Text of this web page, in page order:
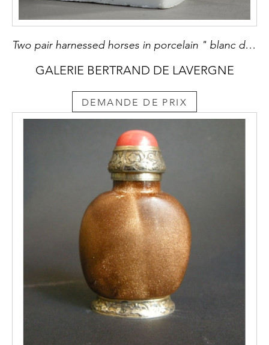
Two pair harnessed horses in porcelain " blanc de Chine" Dehua kilns Fujian province China Kangxi 1662/1722 H 7,8cm
GALERIE BERTRAND DE LAVERGNE
DEMANDE DE PRIX